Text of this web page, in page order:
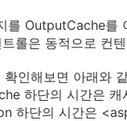
를 OutputCache를
롤은 동적으로 컨
확인해보면 아래와
하단의 시간은
하단의 시간은